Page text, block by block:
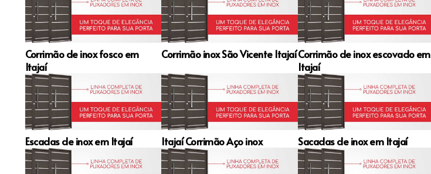
Corrimão de inox fosco em
Itajaí
Corrimão inox São Vicente ItajaíCorrimão de inox escovado em
Itajaí
Escadas de inox em Itajaí Itajaí Corrimão Aço inox Sacadas de inox em Itajaí